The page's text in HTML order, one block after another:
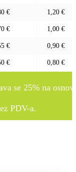
€ 1,20 €
€ 1,00 €
€ 0,90 €
€ 0,80 €
se 25% na
PDV-a.